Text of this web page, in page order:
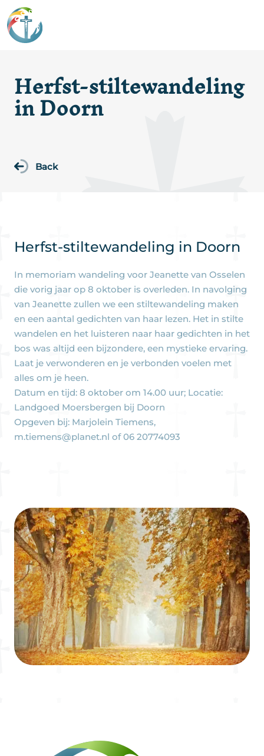
Herfst-stiltewandeling
in Doorn
Back
Herfst-stiltewandeling in Doorn
In memoriam wandeling voor Jeanette van Osselen
die vorig jaar op 8 oktober is overleden. In navolging
van Jeanette zullen we een stiltewandeling maken
en een aantal gedichten van haar lezen. Het in stilte
wandelen en het luisteren naar haar gedichten in het
bos was altijd een bijzondere, een mystieke ervaring.
Laat je verwonderen en je verbonden voelen met
alles om je heen.
Datum en tijd: 8 oktober om 14.00 uur; Locatie:
Landgoed Moersbergen bij Doorn
Opgeven bij: Marjolein Tiemens,
m.tiemens@planet.nl of 06 20774093